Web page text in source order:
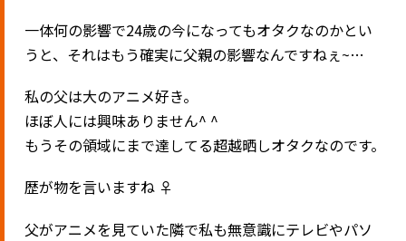
一体何の影響で24歳の今になってもオタクなのかとい
うと、それはもう確実に父親の影響なんですねぇ~…
私の父は大のアニメ好き。
ほぼ人には興味ありません^ ^
もうその領域にまで達してる超越晒しオタクなのです。
歴が物を言いますね ‍♀️
父がアニメを見ていた隣で私も無意識にテレビやパソ